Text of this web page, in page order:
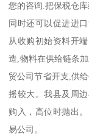
您的咨询.把保税仓库
同时还可以促进进
从收购初始资料开
造,物料在供给链条
贸公司节省开支,供
摇较大。我县及周
购入，高位时抛出
易公司。